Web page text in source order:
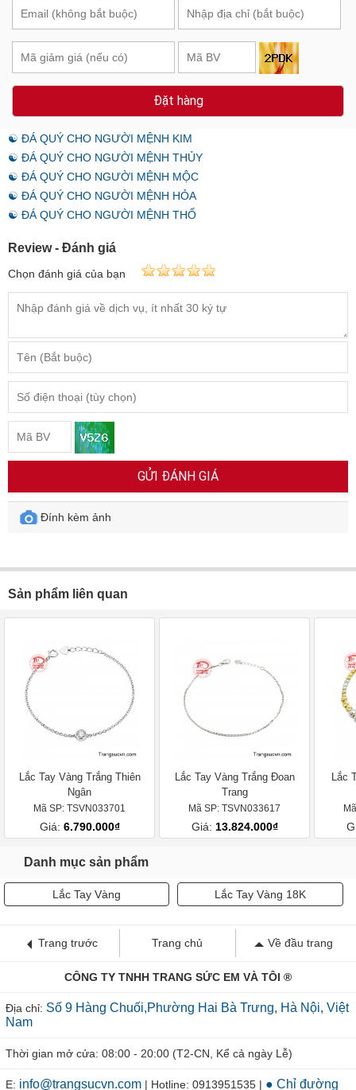
Đặt hàng
☯ ĐÁ QUÝ CHO NGƯỜI MỆNH KIM
☯ ĐÁ QUÝ CHO NGƯỜI MỆNH THỦY
☯ ĐÁ QUÝ CHO NGƯỜI MỆNH MỘC
☯ ĐÁ QUÝ CHO NGƯỜI MỆNH HỎA
☯ ĐÁ QUÝ CHO NGƯỜI MỆNH THỔ
Review - Đánh giá
Chọn đánh giá của bạn
GỬI ĐÁNH GIÁ
Đính kèm ảnh
Sản phẩm liên quan
Lắc Tay Vàng Trắng Thiên
Ngân
Mã SP: TSVN033701
Giá: 6.790.000₫
Lắc Tay Vàng Trắng Đoan
Trang
Mã SP: TSVN033617
Giá: 13.824.000₫
Lắc
Danh mục sản phẩm
Lắc Tay Vàng Lắc Tay Vàng 18K
Trang trước Trang chủ Về đầu trang
CÔNG TY TNHH TRANG SỨC EM VÀ TÔI ®
Địa chỉ: Số 9 Hàng Chuối,Phường Hai Bà Trưng, Hà Nội, Việt
Nam
Thời gian mở cửa: 08:00 - 20:00 (T2-CN, Kể cả ngày Lễ)
E: info@trangsucvn.com | Hotline: 0913951535 | ● Chỉ đường